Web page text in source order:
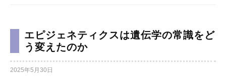
エピジェネティクスは遺伝学の常識をど
う変えたのか
2025年5月30日